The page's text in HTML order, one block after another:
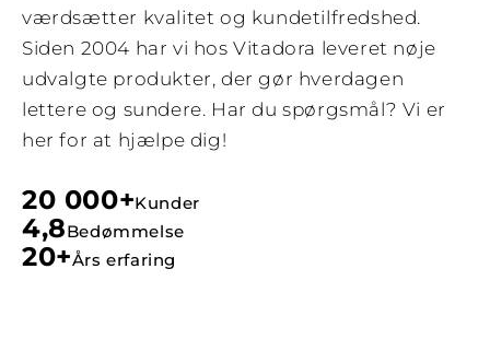
værdsætter kvalitet og kundetilfredshed.
Siden 2004 har vi hos Vitadora leveret nøje
udvalgte produkter, der gør hverdagen
lettere og sundere. Har du spørgsmål? Vi er
her for at hjælpe dig!
20 000+Kunder
4,8Bedømmelse
20+Års erfaring